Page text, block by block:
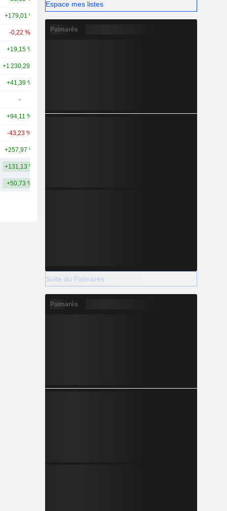
+179,01 %
-0,22 % -35,86 %
+19,15 %
+1 230,29 %
+41,39 %
-
+94,11 %
-43,23 %
+257,97 %
+131,13 %
+50,73 %
Espace mes listes
Palmarès
Suite du Palmarès
Palmarès